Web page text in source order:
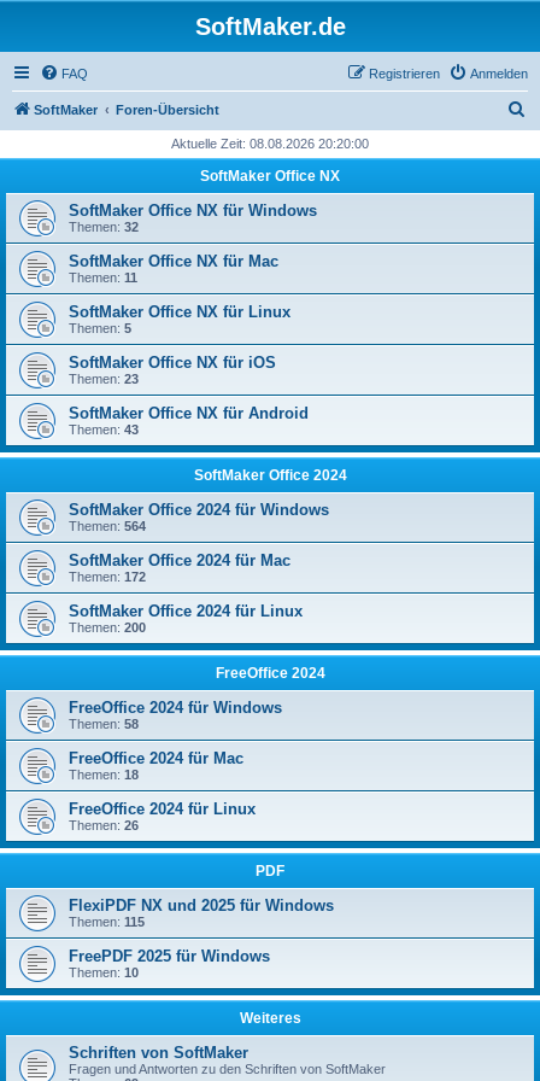
SoftMaker.de
FAQ Anmelden
Registrieren
SoftMaker Foren-Übersicht
h
Aktuelle Zeit: 08.08.2026 20:20:00
SoftMaker Office NX
SoftMaker Office NX für Windows
Themen: 32
SoftMaker Office NX für Mac
Themen: 11
SoftMaker Office NX für Linux
Themen: 5
SoftMaker Office NX für iOS
Themen: 23
SoftMaker Office NX für Android
Themen: 43
SoftMaker Office 2024
SoftMaker Office 2024 für Windows
Themen: 564
SoftMaker Office 2024 für Mac
Themen: 172
SoftMaker Office 2024 für Linux
Themen: 200
FreeOffice 2024
FreeOffice 2024 für Windows
Themen: 58
FreeOffice 2024 für Mac
Themen: 18
FreeOffice 2024 für Linux
Themen: 26
PDF
FlexiPDF NX und 2025 für Windows
Themen: 115
FreePDF 2025 für Windows
Themen: 10
Weiteres
Schriften von SoftMaker
Fragen und Antworten zu den Schriften von SoftMaker